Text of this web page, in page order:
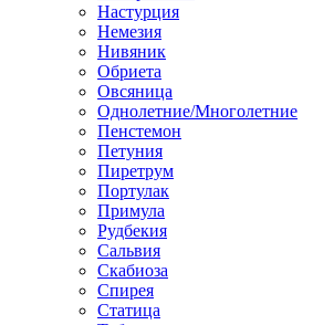
Настурция
Немезия
Нивяник
Обриета
Овсяница
Однолетние/Многолетние
Пенстемон
Петуния
Пиретрум
Портулак
Примула
Рудбекия
Сальвия
Скабиоза
Спирея
Статица